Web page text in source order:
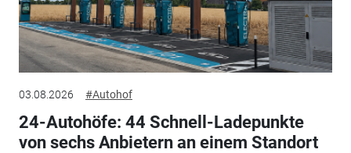
03.08.2026 #Autohof
24-Autohöfe: 44 Schnell-Ladepunkte
von sechs Anbietern an einem Standort